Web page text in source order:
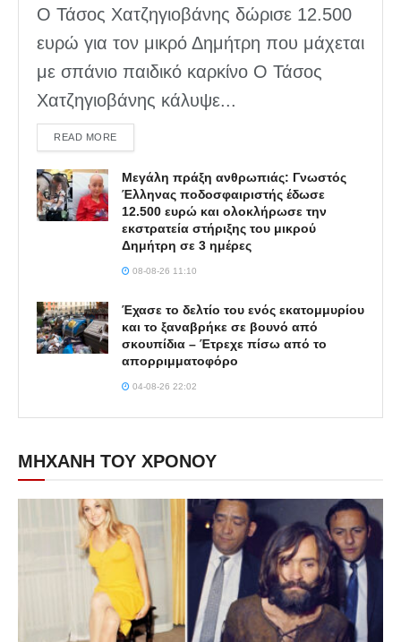
Ο Τάσος Χατζηγιοβάνης δώρισε 12.500
ευρώ για τον μικρό Δημήτρη που μάχεται
με σπάνιο παιδικό καρκίνο Ο Τάσος
Χατζηγιοβάνης κάλυψε...
READ MOREDETAILS
Μεγάλη πράξη ανθρωπιάς: Γνωστός
Έλληνας ποδοσφαιριστής έδωσε
12.500 ευρώ και ολοκλήρωσε την
εκστρατεία στήριξης του μικρού
Δημήτρη σε 3 ημέρες
08-08-26 11:10
Έχασε το δελτίο του ενός εκατομμυρίου
και το ξαναβρήκε σε βουνό από
σκουπίδια – Έτρεχε πίσω από το
απορριμματοφόρο
04-08-26 22:02
ΜΗΧΑΝΗ ΤΟΥ ΧΡΟΝΟΥ